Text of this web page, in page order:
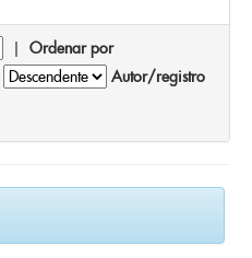
| Ordenar por
Autor/registro